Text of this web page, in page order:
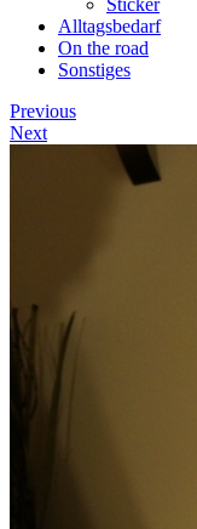
Sticker
Alltagsbedarf
On the road
Sonstiges
Previous
Next